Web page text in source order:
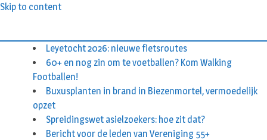
Skip to content
Leyetocht 2026: nieuwe fietsroutes
60+ en nog zin om te voetballen? Kom Walking
Footballen!
Buxusplanten in brand in Biezenmortel, vermoedelijk
opzet
Spreidingswet asielzoekers: hoe zit dat?
Bericht voor de leden van Vereniging 55+